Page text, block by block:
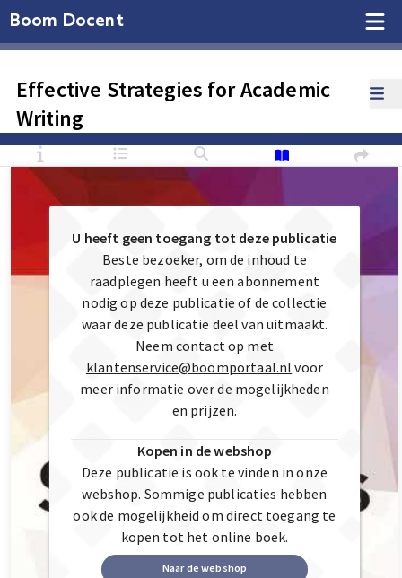
Boom Docent
Effective Strategies for Academic
Writing
U heeft geen toegang tot deze publicatie
Beste bezoeker, om de inhoud te
raadplegen heeft u een abonnement
nodig op deze publicatie of de collectie
waar deze publicatie deel van uitmaakt.
Neem contact op met
klantenservice@boomportaal.nl voor
meer informatie over de mogelijkheden
en prijzen.
Kopen in de webshop
Deze publicatie is ook te vinden in onze
webshop. Sommige publicaties hebben
ook de mogelijkheid om direct toegang te
kopen tot het online boek.
Naar de webshop